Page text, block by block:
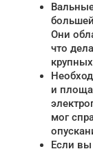
Они
что
и
мог
Если вы